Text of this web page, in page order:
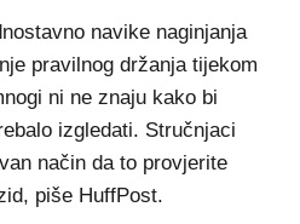
navike naginjanja
pravilnog držanja tijekom
ni ne znaju kako bi
izgledati. Stručnjaci
način da to provjerite
piše HuffPost.